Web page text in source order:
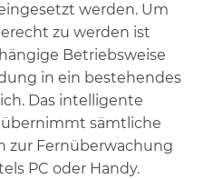
werden. Um
zu werden ist
Betriebsweise
in ein bestehendes
Das intelligente
sämtliche
zur Fernüberwachung
PC oder Handy.